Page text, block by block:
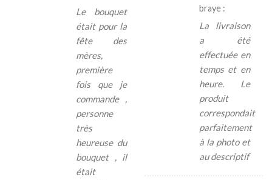
Le bouquet
était pour la
fête des
mères,
première
fois que je
commande ,
personne
très
heureuse du
bouquet , il
était
braye :
La livraison
a été
effectuée en
temps et en
heure. Le
produit
correspondait
parfaitement
à la photo et
au descriptif